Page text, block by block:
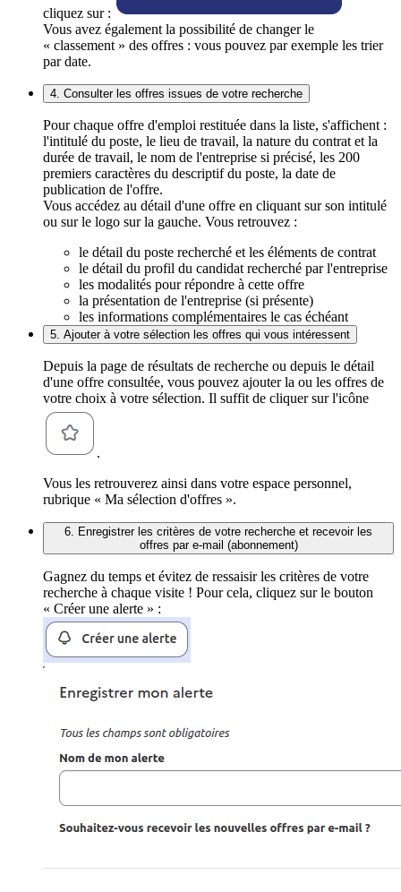
cliquez sur :
Vous avez également la possibilité de changer le
« classement » des offres : vous pouvez par exemple les trier
par date.
4. Consulter les offres issues de votre recherche
Pour chaque offre d'emploi restituée dans la liste, s'affichent :
l'intitulé du poste, le lieu de travail, la nature du contrat et la
durée de travail, le nom de l'entreprise si précisé, les 200
premiers caractères du descriptif du poste, la date de
publication de l'offre.
Vous accédez au détail d'une offre en cliquant sur son intitulé
ou sur le logo sur la gauche. Vous retrouvez :
le détail du poste recherché et les éléments de contrat
le détail du profil du candidat recherché par l'entreprise
les modalités pour répondre à cette offre
la présentation de l'entreprise (si présente)
les informations complémentaires le cas échéant
5. Ajouter à votre sélection les offres qui vous intéressent
Depuis la page de résultats de recherche ou depuis le détail
d'une offre consultée, vous pouvez ajouter la ou les offres de
votre choix à votre sélection. Il suffit de cliquer sur l'icône
.
Vous les retrouverez ainsi dans votre espace personnel,
rubrique « Ma sélection d'offres ».
6. Enregistrer les critères de votre recherche et recevoir les
offres par e-mail (abonnement)
Gagnez du temps et évitez de ressaisir les critères de votre
recherche à chaque visite ! Pour cela, cliquez sur le bouton
« Créer une alerte » :